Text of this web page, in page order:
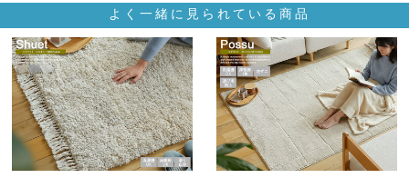
よく一緒に見られている商品